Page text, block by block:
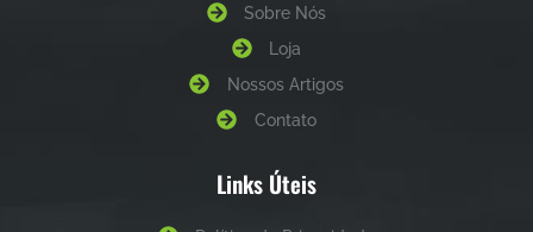
Sobre Nós
Loja
Nossos Artigos
Contato
Links Úteis